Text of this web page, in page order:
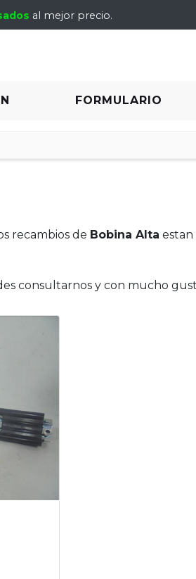
al mejor precio.
FORMULARIO
recambios de Bobina Alta estan
consultarnos y con mucho